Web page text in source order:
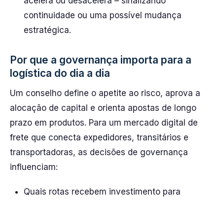
continuidade ou uma possível mudança
estratégica.
Por que a governança importa para a
logística do dia a dia
Um conselho define o apetite ao risco, aprova a
alocação de capital e orienta apostas de longo
prazo em produtos. Para um mercado digital de
frete que conecta expedidores, transitários e
transportadoras, as decisões de governança
influenciam:
Quais rotas recebem investimento para